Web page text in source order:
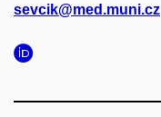
sevcik@med.muni.cz